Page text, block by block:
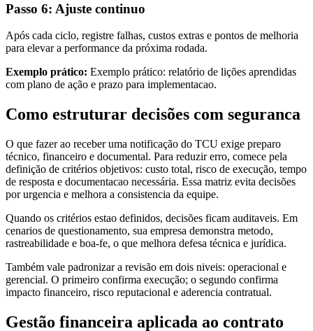
Passo 6: Ajuste continuo
Após cada ciclo, registre falhas, custos extras e pontos de melhoria
para elevar a performance da próxima rodada.
Exemplo prático: Exemplo prático: relatório de lições aprendidas
com plano de ação e prazo para implementacao.
Como estruturar decisões com seguranca
O que fazer ao receber uma notificação do TCU exige preparo
técnico, financeiro e documental. Para reduzir erro, comece pela
definição de critérios objetivos: custo total, risco de execução, tempo
de resposta e documentacao necessária. Essa matriz evita decisões
por urgencia e melhora a consistencia da equipe.
Quando os critérios estao definidos, decisões ficam auditaveis. Em
cenarios de questionamento, sua empresa demonstra metodo,
rastreabilidade e boa-fe, o que melhora defesa técnica e jurídica.
Também vale padronizar a revisão em dois niveis: operacional e
gerencial. O primeiro confirma execução; o segundo confirma
impacto financeiro, risco reputacional e aderencia contratual.
Gestão financeira aplicada ao contrato